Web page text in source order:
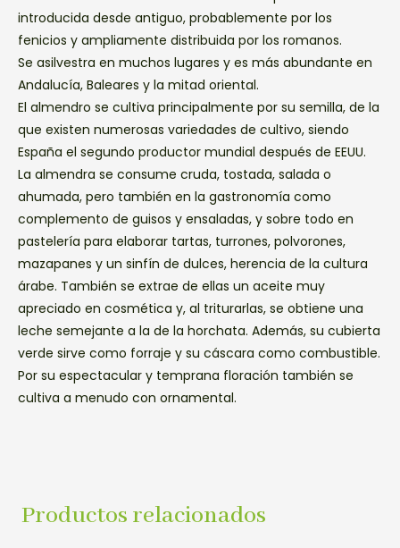
introducida desde antiguo, probablemente por los
fenicios y ampliamente distribuida por los romanos.
Se asilvestra en muchos lugares y es más abundante en
Andalucía, Baleares y la mitad oriental.
El almendro se cultiva principalmente por su semilla, de la
que existen numerosas variedades de cultivo, siendo
España el segundo productor mundial después de EEUU.
La almendra se consume cruda, tostada, salada o
ahumada, pero también en la gastronomía como
complemento de guisos y ensaladas, y sobre todo en
pastelería para elaborar tartas, turrones, polvorones,
mazapanes y un sinfín de dulces, herencia de la cultura
árabe. También se extrae de ellas un aceite muy
apreciado en cosmética y, al triturarlas, se obtiene una
leche semejante a la de la horchata. Además, su cubierta
verde sirve como forraje y su cáscara como combustible.
Por su espectacular y temprana floración también se
cultiva a menudo con ornamental.
Productos relacionados